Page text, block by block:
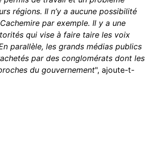
régions. Il n’y a aucune possibilité
par exemple. Il y a une
qui vise à faire taire les voix
parallèle, les grands médias publics
par des conglomérats dont les
du gouvernement", ajoute-t-